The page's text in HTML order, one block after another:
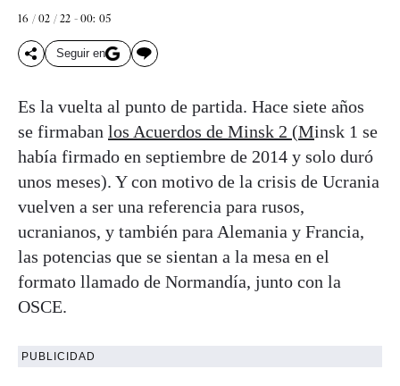
16 / 02 / 22 - 00: 05
Seguir en
Es la vuelta al punto de partida. Hace siete años
se firmaban los Acuerdos de Minsk 2 (Minsk 1 se
había firmado en septiembre de 2014 y solo duró
unos meses). Y con motivo de la crisis de Ucrania
vuelven a ser una referencia para rusos,
ucranianos, y también para Alemania y Francia,
las potencias que se sientan a la mesa en el
formato llamado de Normandía, junto con la
OSCE.
PUBLICIDAD